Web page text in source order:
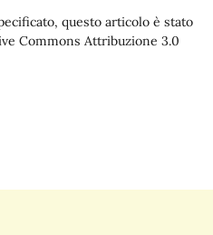
questo articolo è stato
Commons Attribuzione 3.0